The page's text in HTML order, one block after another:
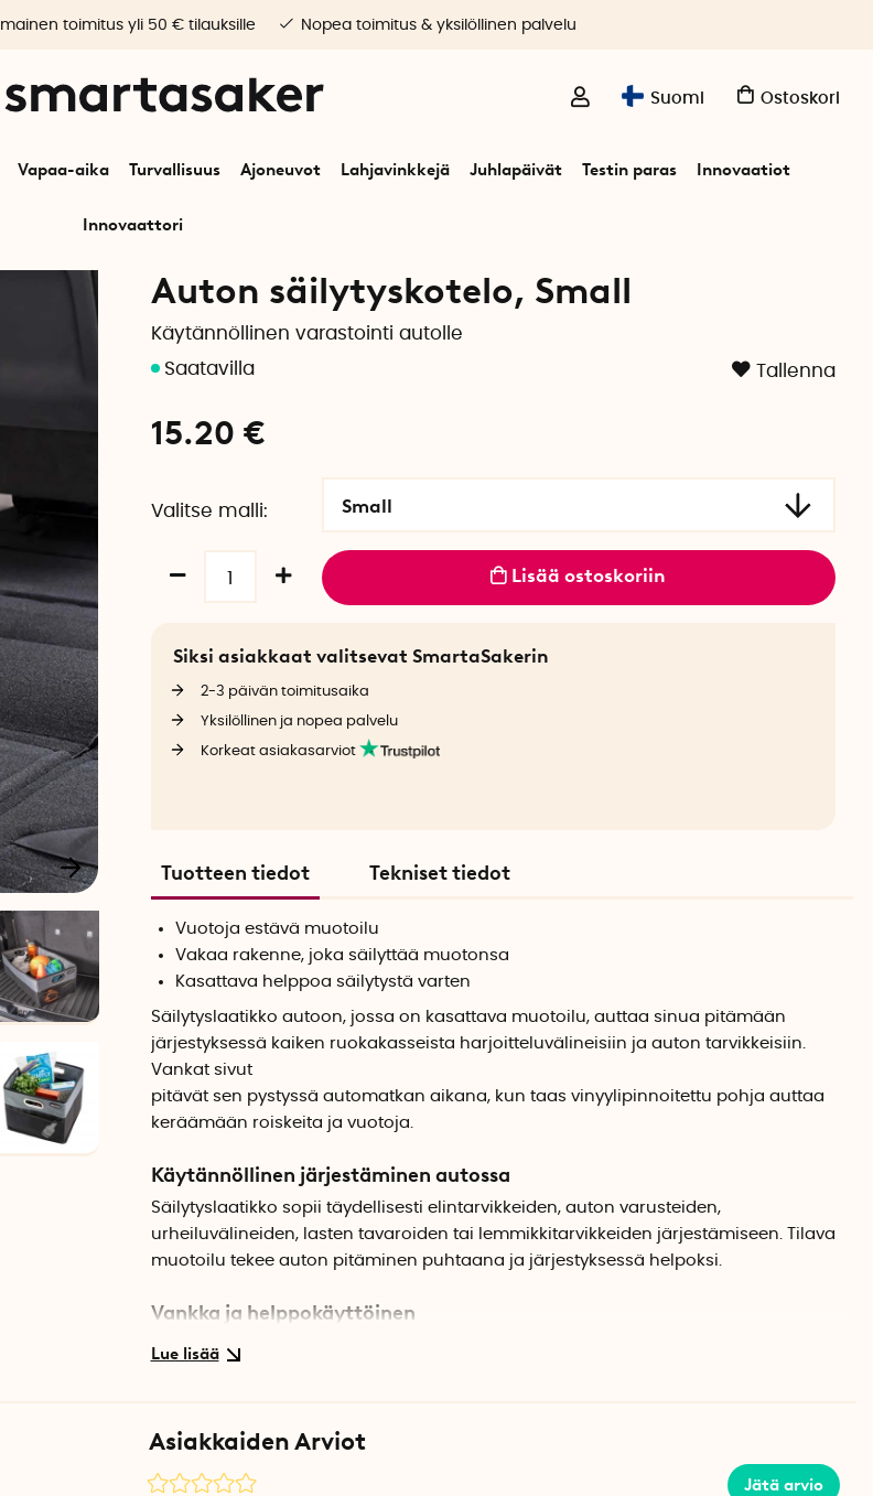
Suomi Ostoskori
Vapaa-aika Turvallisuus Ajoneuvot Lahjavinkkejä Juhlapäivät Testin paras Innovaatiot
Innovaattori
Ilmainen toimitus yli 50 € tilauksille Nopea toimitus & yksilöllinen palvelu
Auton lisävarusteet
Auton säilytyskotelo, Small
Käytännöllinen varastointi autolle
Tallenna
15.20 €
Valitse malli Small
Lisää ostoskoriin
Siksi asiakkaat valitsevat SmartaSakerin
2-3 päivän toimitusaika
Yksilöllinen ja nopea palvelu
Korkeat asiakasarviot
Tuotteen tiedot Tekniset tiedot
Vuotoja estävä muotoilu
Vakaa rakenne, joka säilyttää muotonsa
Kasattava helppoa säilytystä varten
Säilytyslaatikko autoon, jossa on kasattava muotoilu, auttaa sinua pitämään
järjestyksessä kaiken ruokakasseista harjoitteluvälineisiin ja auton tarvikkeisiin.
Vankat sivut
pitävät sen pystyssä automatkan aikana, kun taas vinyylipinnoitettu pohja auttaa
keräämään roiskeita ja vuotoja.
Käytännöllinen järjestäminen autossa
Säilytyslaatikko sopii täydellisesti elintarvikkeiden, auton varusteiden,
urheiluvälineiden, lasten tavaroiden tai lemmikkitarvikkeiden järjestämiseen. Tilava
muotoilu tekee auton pitäminen puhtaana ja järjestyksessä helpoksi.
Vankka ja helppokäyttöinen
Vahvistetut sivut tarjoavat kestävän rakenteen, mikä tekee säilytyslaatikosta helpon
Suoja roiskeilta ja vuodoilta
Vinyylipinnoitettu pohja auttaa keräämään nesteitä ja likaa, mikä tekee
Asiakkaiden Arviot
Jätä arvio